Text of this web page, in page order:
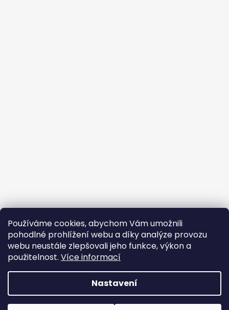
Používáme cookies, abychom Vám umožnili
pohodlné prohlížení webu a díky analýze provozu
webu neustále zlepšovali jeho funkce, výkon a
použitelnost. Více informací
Nastavení